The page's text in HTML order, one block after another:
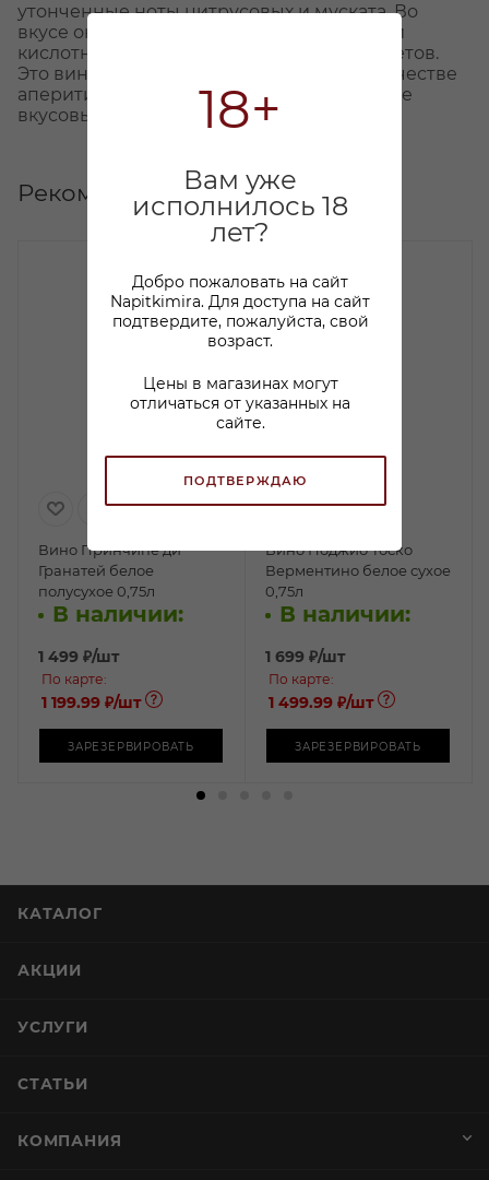
18+
Вам уже
исполнилось 18
лет?
Добро пожаловать на сайт
Napitkimira. Для доступа на сайт
подтвердите, пожалуйста, свой
возраст.
Цены в магазинах могут
отличаться от указанных на
сайте.
ПОДТВЕРЖДАЮ
утонченные ноты цитрусовых и муската. Во
вкусе оно приносит ощущение бодрящей
кислотности и нежный оттенок белых цветов.
Это вино рекомендуется наслаждать в качестве
аперитива, чтобы ощутить его утонченные
вкусовые нюансы.
Рекомендуем
Вино Принчипе ди
Гранатей белое
полусухое 0,75л
В наличии:
1 499 ₽/шт
По карте:
1 199.99 ₽/шт
ЗАРЕЗЕРВИРОВАТЬ
Вино Поджио Тоско
Верментино белое сухое
0,75л
В наличии:
1 699 ₽/шт
По карте:
1 499.99 ₽/шт
ЗАРЕЗЕРВИРОВАТЬ
КАТАЛОГ
АКЦИИ
УСЛУГИ
СТАТЬИ
КОМПАНИЯ